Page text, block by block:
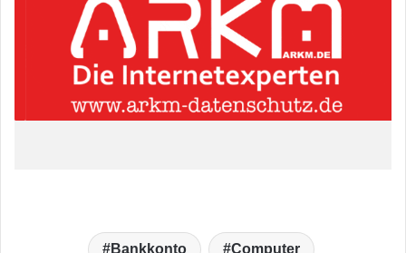
Bankkonto Computer